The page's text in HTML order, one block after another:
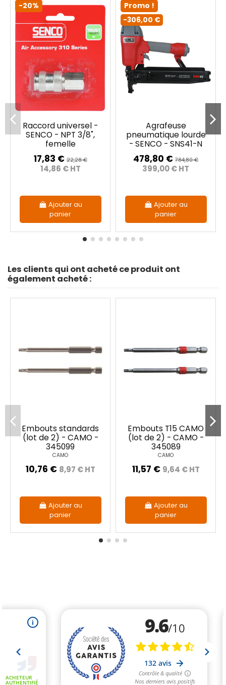
-20%
Raccord universel -
SENCO - NPT 3/8",
femelle
17,83 €22,28 €
14,86 € HT
Ajouter au
panier
Promo !
-306,00 €
Agrafeuse
pneumatique lourde
- SENCO - SNS41-N
478,80 € 784,80 €
399,00 € HT
Ajouter au
panier
Les clients qui ont acheté ce produit ont
également acheté :
Embouts standards
(lot de 2) - CAMO -
345099
CAMO
10,76 € 8,97 € HT
Ajouter au
panier
Embouts T15 CAMO
(lot de 2) - CAMO -
345089
CAMO
11,57 € 9,64 € HT
Ajouter au
panier